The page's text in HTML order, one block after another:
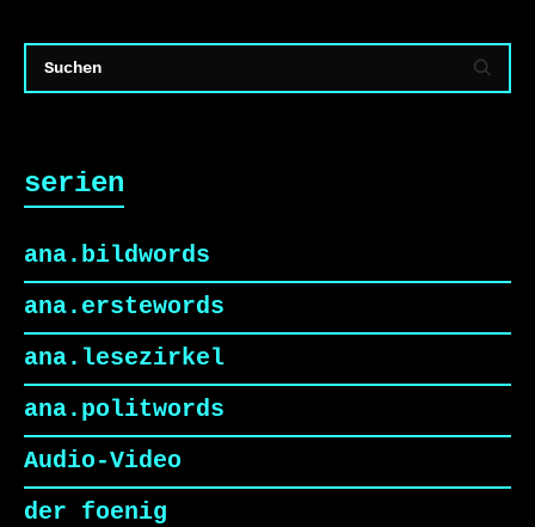
serien
ana.bildwords
ana.erstewords
ana.lesezirkel
ana.politwords
Audio-Video
der foenig